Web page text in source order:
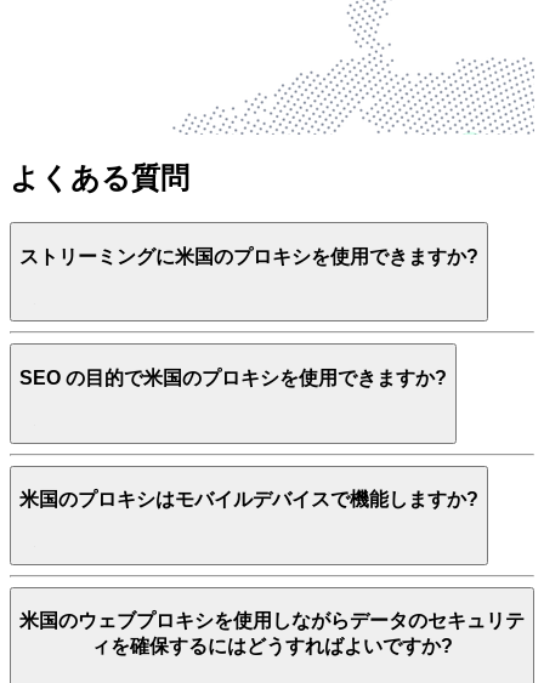
よくある質問
ストリーミングに米国のプロキシを使用できますか?
SEO の目的で米国のプロキシを使用できますか?
米国のプロキシはモバイルデバイスで機能しますか?
米国のウェブプロキシを使用しながらデータのセキュリテ
ィを確保するにはどうすればよいですか?